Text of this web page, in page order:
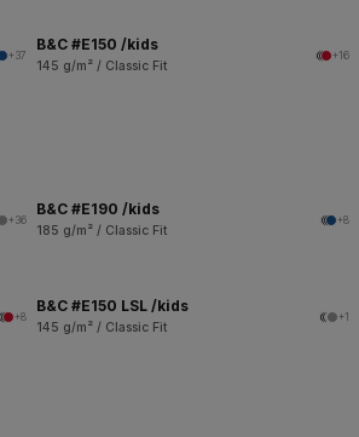
+37
B&C #E150 /kids
145 g/m² / Classic Fit
+16
+36
B&C #E190 /kids
185 g/m² / Classic Fit
+8
+8
B&C #E150 LSL /kids
145 g/m² / Classic Fit
+1